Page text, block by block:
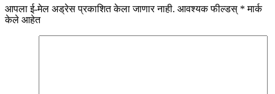
आपला ई-मेल अड्रेस प्रकाशित केला जाणार नाही. आवश्यक फील्डस् * मार्क
केले आहेत